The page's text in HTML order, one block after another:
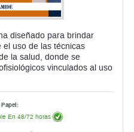
vinculados al uso
Papel:
ahora:
43,65 €
En 48/72 horas